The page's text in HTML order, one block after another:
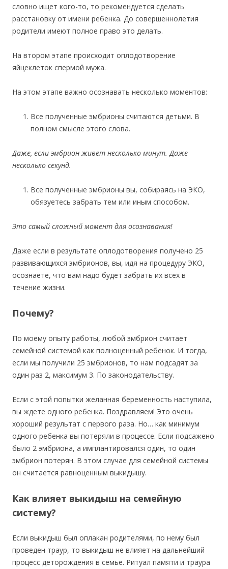
словно ищет кого-то, то рекомендуется сделать
расстановку от имени ребенка. До совершеннолетия
родители имеют полное право это делать.
На втором этапе происходит оплодотворение
яйцеклеток спермой мужа.
На этом этапе важно осознавать несколько моментов:
Все полученные эмбрионы считаются детьми. В
полном смысле этого слова.
Даже, если эмбрион живет несколько минут. Даже
несколько секунд.
Все полученные эмбрионы вы, собираясь на ЭКО,
обязуетесь забрать тем или иным способом.
Это самый сложный момент для осознавания!
Даже если в результате оплодотворения получено 25
развивающихся эмбрионов, вы, идя на процедуру ЭКО,
осознаете, что вам надо будет забрать их всех в
течение жизни.
Почему?
По моему опыту работы, любой эмбрион считает
семейной системой как полноценный ребенок. И тогда,
если мы получили 25 эмбрионов, то нам подсадят за
один раз 2, максимум 3. По законодательству.
Если с этой попытки желанная беременность наступила,
вы ждете одного ребенка. Поздравляем! Это очень
хороший результат с первого раза. Но… как минимум
одного ребенка вы потеряли в процессе. Если подсажено
было 2 эмбриона, а имплантировался один, то один
эмбрион потерян. В этом случае для семейной системы
он считается равноценным выкидышу.
Как влияет выкидыш на семейную
систему?
Если выкидыш был оплакан родителями, по нему был
проведен траур, то выкидыш не влияет на дальнейший
процесс деторождения в семье. Ритуал памяти и траура